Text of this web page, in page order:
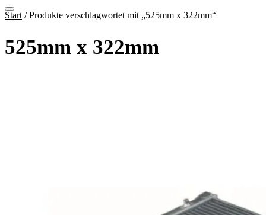
Start / Produkte verschlagwortet mit „525mm x 322mm“
525mm x 322mm